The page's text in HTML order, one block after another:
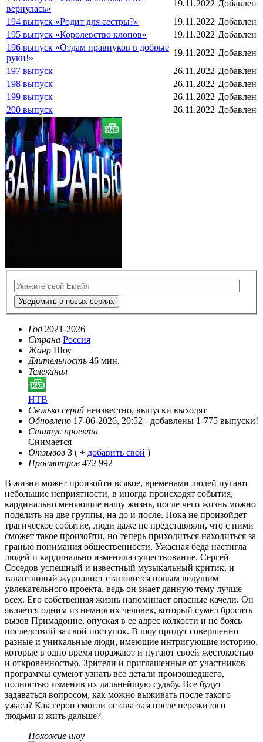
вернулась»
19.11.2022 Добавлен
194 выпуск «Родит для сестры?»
19.11.2022 Добавлен
195 выпуск «Королевство клопов»
19.11.2022 Добавлен
196 выпуск «Отдам правнуков в добрые
руки!»
19.11.2022 Добавлен
197 выпуск
26.11.2022 Добавлен
198 выпуск
26.11.2022 Добавлен
199 выпуск
26.11.2022 Добавлен
200 выпуск
26.11.2022 Добавлен
Уведомить о новых сериях
Год 2021-2026
Страна Россия
Жанр Шоу
Длительность 46 мин.
Телеканал
НТВ
Сколько серий неизвестно, выпуски выходят
Обновлено 17-06-2026, 20:52 - добавлены 1-775 выпуски!
Статус проекта
Снимается
Отзывов 3 ( + добавить свой )
Просмотров 472 992
В жизни может произойти всякое, временами людей пугают
небольшие неприятности, в иногда происходят события,
кардинально меняющие нашу жизнь, после чего жизнь можно
поделить на две группы, на до и после. Пока не произойдет
трагическое событие, люди даже не представляли, что с ними
сможет такое произойти, но теперь приходиться находиться за
гранью понимания общественности. Ужасная беда настигла
людей и кардинально изменила существование. Сергей
Соседов успешный и известный музыкальный критик, и
талантливый журналист становится новым ведущим
увлекательного проекта, ведь он знает данную тему лучше
всех. Его собственная жизнь напоминает опасные качели. Он
является одним из немногих человек, который сумел бросить
вызов Примадонне, опуская в ее адрес колкости и не боясь
последствий за свой поступок. В шоу придут совершенно
разные и уникальные люди, имеющие интригующие историю,
которые в одно время поражают и пугают своей жестокостью
и откровенностью. Зрители и приглашенные от участников
программы сумеют узнать все детали произошедшего,
полностью изменив их дальнейшую судьбу. Все будут
задаваться вопросом, как можно выживать после такого
ужаса? Как герои смогли оставаться после пережитого
людьми и жить дальше?
Похожие шоу